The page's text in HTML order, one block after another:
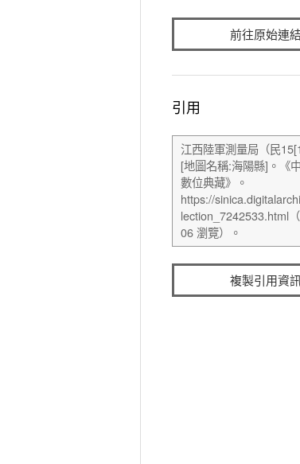
前往原始連
引用
複製引用資訊